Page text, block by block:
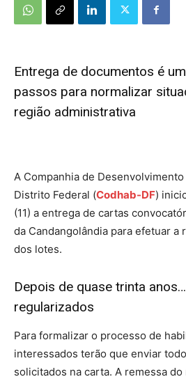
Entrega de documentos é
passos para normalizar
região administrativa
A Companhia de
Distrito Federal (Codhab-DF)
(11) a entrega de cartas
da Candangolândia para efetuar a
dos lotes.
Depois de quase trinta
regularizados
Para formalizar o processo de
interessados terão que enviar
solicitados na carta. A remessa